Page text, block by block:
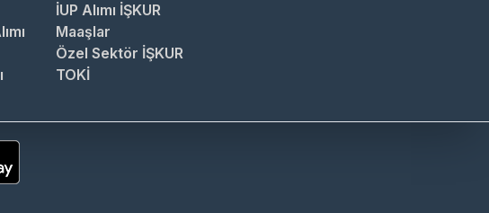
İUP Alımı İŞKUR
Maaşlar
Özel Sektör İŞKUR
TOKİ